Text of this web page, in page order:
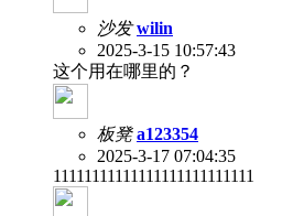
沙发 wilin
2025-3-15 10:57:43
这个用在哪里的？
板凳 a123354
2025-3-17 07:04:35
11111111111111111111111111